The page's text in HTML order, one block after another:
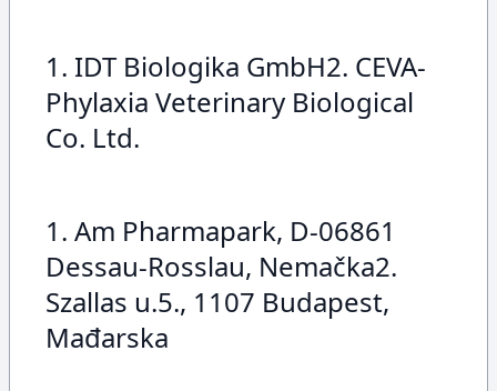
1. IDT Biologika GmbH2. CEVA-
Phylaxia Veterinary Biological
Co. Ltd.
1. Am Pharmapark, D-06861
Dessau-Rosslau, Nemačka2.
Szallas u.5., 1107 Budapest,
Mađarska